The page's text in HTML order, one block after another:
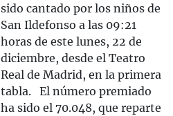
sido cantado por los niños de
San Ildefonso a las 09:21
horas de este lunes, 22 de
diciembre, desde el Teatro
Real de Madrid, en la primera
tabla. El número premiado
ha sido el 70.048, que reparte